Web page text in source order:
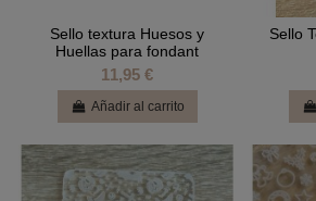
Sello textura Huesos y
Huellas para fondant
11,95 €
Añadir al carrito
Sello